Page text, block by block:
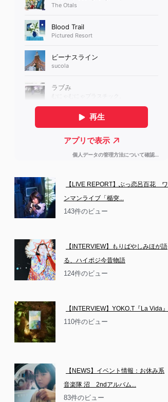
【LIVE REPORT】ぶっ恋呂百花　ワ
ンマンライブ「楯突...
143件のビュー
【INTERVIEW】もりばやしみほが語
る、ハイポジ今昔物語
124件のビュー
【INTERVIEW】YOKO.T『La Vida』
110件のビュー
【NEWS】イベント情報：お休み系
音楽隊 沼　2ndアルバム...
83件のビュー